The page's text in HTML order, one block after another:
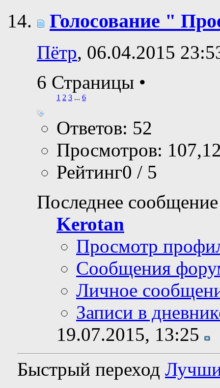
Голосование "
Пётр, 06.04.2015
6 Страницы •
1 2 3 ... 6
Ответов: 52
Просмотров:
Рейтинг0 / 5
Последнее
Kerotan
Просмотр
Сообщения
Личное
Записи в
19.07.2015, 13:25
Быстрый переход